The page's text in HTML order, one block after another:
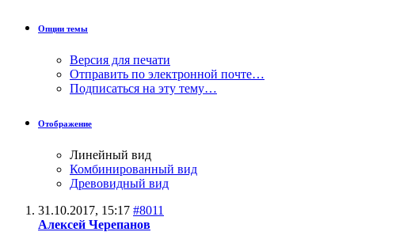
Опции темы
Версия для печати
Отправить по электронной почте…
Подписаться на эту тему…
Отображение
Линейный вид
Комбинированный вид
Древовидный вид
31.10.2017, 15:17 #8011
Алексей Черепанов